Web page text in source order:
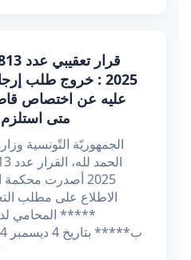
2025 : خروج طلب
عليه عن اختصاص
متى
الجمهوريّة التّونسية
2025 أصدرت
الاطلاع على مطلب
***** المحامي